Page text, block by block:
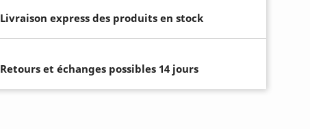
Livraison express des produits en stock
Retours et échanges possibles 14 jours